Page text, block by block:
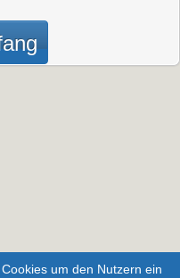
um den Nutzern ein